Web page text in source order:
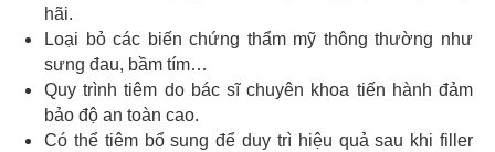
hãi.
Loại bỏ các biến chứng thẩm mỹ thông thường như
sưng đau, bầm tím…
Quy trình tiêm do bác sĩ chuyên khoa tiến hành đảm
bảo độ an toàn cao.
Có thể tiêm bổ sung để duy trì hiệu quả sau khi filler